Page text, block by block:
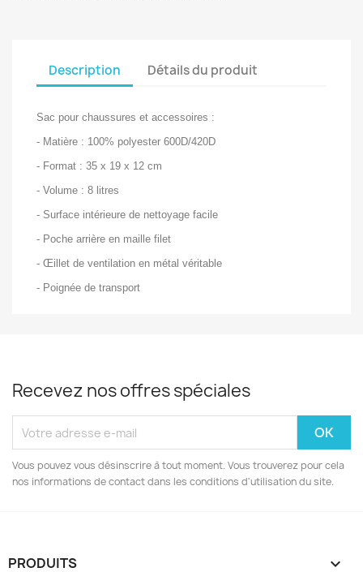
Description Détails du produit
Sac pour chaussures et accessoires :
- Matière : 100% polyester 600D/420D
- Format : 35 x 19 x 12 cm
- Volume : 8 litres
- Surface intérieure de nettoyage facile
- Poche arrière en maille filet
- Œillet de ventilation en métal véritable
- Poignée de transport
Recevez nos offres spéciales
Vous pouvez vous désinscrire à tout moment. Vous trouverez pour cela
nos informations de contact dans les conditions d'utilisation du site.
PRODUITS 